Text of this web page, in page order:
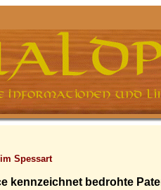
Spessart
kennzeichnet bedrohte